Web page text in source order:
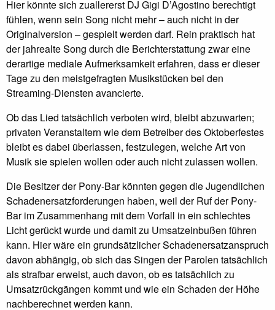
Hier könnte sich zuallererst DJ Gigi D’Agostino berechtigt
fühlen, wenn sein Song nicht mehr – auch nicht in der
Originalversion – gespielt werden darf. Rein praktisch hat
der jahrealte Song durch die Berichterstattung zwar eine
derartige mediale Aufmerksamkeit erfahren, dass er dieser
Tage zu den meistgefragten Musikstücken bei den
Streaming-Diensten avancierte.
Ob das Lied tatsächlich verboten wird, bleibt abzuwarten;
privaten Veranstaltern wie dem Betreiber des Oktoberfestes
bleibt es dabei überlassen, festzulegen, welche Art von
Musik sie spielen wollen oder auch nicht zulassen wollen.
Die Besitzer der Pony-Bar könnten gegen die Jugendlichen
Schadenersatzforderungen haben, weil der Ruf der Pony-
Bar im Zusammenhang mit dem Vorfall in ein schlechtes
Licht gerückt wurde und damit zu Umsatzeinbußen führen
kann. Hier wäre ein grundsätzlicher Schadenersatzanspruch
davon abhängig, ob sich das Singen der Parolen tatsächlich
als strafbar erweist, auch davon, ob es tatsächlich zu
Umsatzrückgängen kommt und wie ein Schaden der Höhe
nachberechnet werden kann.